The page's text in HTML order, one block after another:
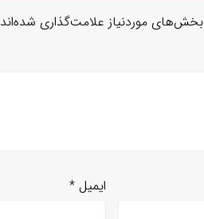
بخش‌های موردنیاز علامت‌گذاری شده‌اند
ایمیل *